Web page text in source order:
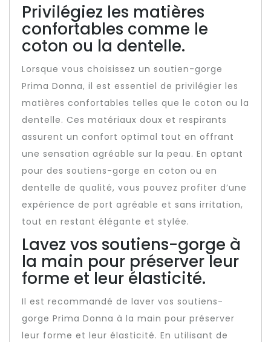
Privilégiez les matières
confortables comme le
coton ou la dentelle.
Lorsque vous choisissez un soutien-gorge
Prima Donna, il est essentiel de privilégier les
matières confortables telles que le coton ou la
dentelle. Ces matériaux doux et respirants
assurent un confort optimal tout en offrant
une sensation agréable sur la peau. En optant
pour des soutiens-gorge en coton ou en
dentelle de qualité, vous pouvez profiter d’une
expérience de port agréable et sans irritation,
tout en restant élégante et stylée.
Lavez vos soutiens-gorge à
la main pour préserver leur
forme et leur élasticité.
Il est recommandé de laver vos soutiens-
gorge Prima Donna à la main pour préserver
leur forme et leur élasticité. En utilisant de